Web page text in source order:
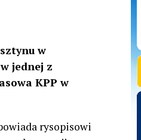
w
jednej z
KPP w
rysopisowi